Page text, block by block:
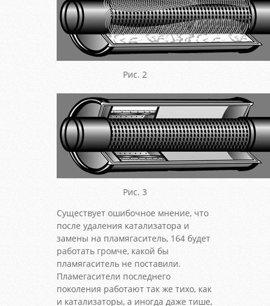
Рис. 2
Рис. 3
Существует ошибочное мнение, что
после удаления катализатора и
замены на пламягаситель, 164 будет
работать громче, какой бы
пламягаситель не поставили.
Пламегасители последнего
поколения работают так же тихо, как
и катализаторы, а иногда даже тише,